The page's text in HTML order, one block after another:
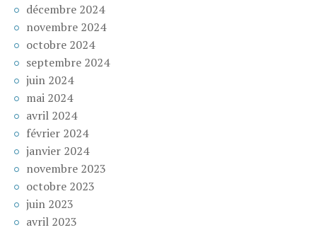
décembre 2024
novembre 2024
octobre 2024
septembre 2024
juin 2024
mai 2024
avril 2024
février 2024
janvier 2024
novembre 2023
octobre 2023
juin 2023
avril 2023